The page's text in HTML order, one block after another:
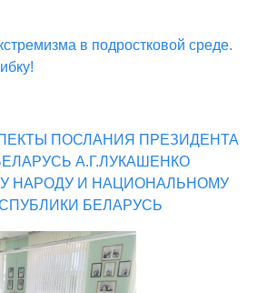
в подростковой среде.
ПОСЛАНИЯ ПРЕЗИДЕНТА
А.Г.ЛУКАШЕНКО
НАРОДУ И НАЦИОНАЛЬНОМУ
БЕЛАРУСЬ